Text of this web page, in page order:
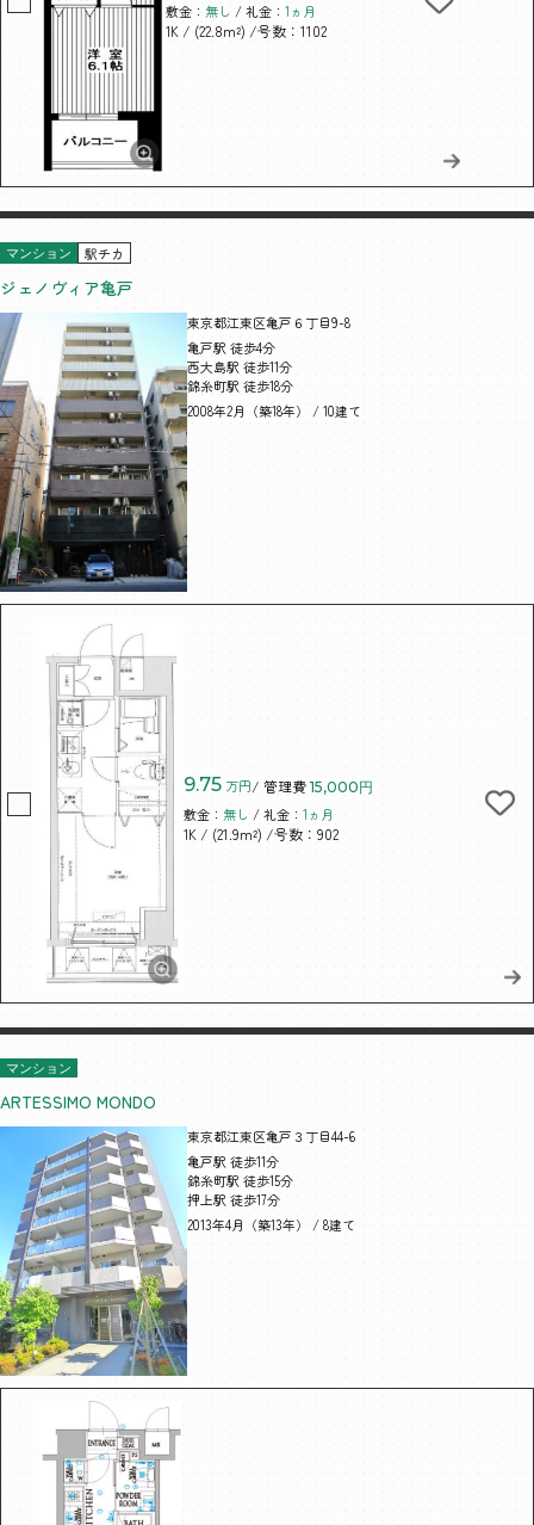
敷金： 無し / 礼金： 1ヵ月
1K / (22.8m²) /号数：1102
マンション 駅チカ
ジェノヴィア亀戸
東京都江東区亀戸６丁目9-8
亀戸駅 徒歩4分
西大島駅 徒歩11分
錦糸町駅 徒歩18分
2008年2月（築18年） / 10建て
9.75 万円/ 管理費 15,000円
敷金： 無し / 礼金：1ヵ月
1K / (21.9m²) /号数：902
マンション
ARTESSIMO MONDO
東京都江東区亀戸３丁目44-6
亀戸駅 徒歩11分
錦糸町駅 徒歩15分
押上駅 徒歩17分
2013年4月（築13年） / 8建て